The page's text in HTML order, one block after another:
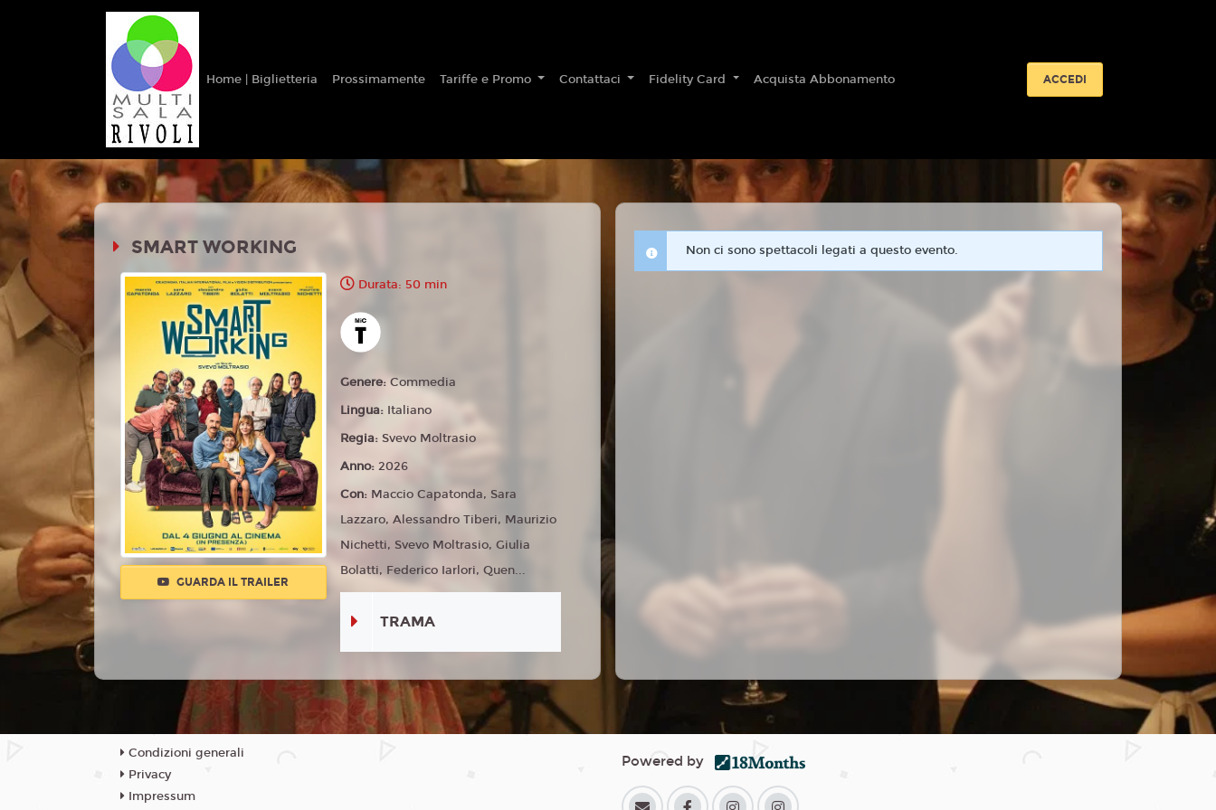
Home | Biglietteria Prossimamente Tariffe e Promo Contattaci Fidelity Card Acquista Abbonamento ACCEDI
SMART WORKING
GUARDA IL TRAILER
Durata: 50 min
Genere:Commedia
Lingua: Italiano
Regia:Svevo Moltrasio
Anno:2026
Con: Maccio Capatonda, Sara
Lazzaro, Alessandro Tiberi, Maurizio
Nichetti, Svevo Moltrasio, Giulia
Bolatti, Federico Iarlori, Quen...
TRAMA
Non ci sono spettacoli legati a questo evento.
Condizioni generali
Privacy
Impressum
Powered by